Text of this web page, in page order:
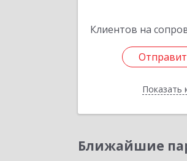
Клиентов на
Показать
Ближайшие